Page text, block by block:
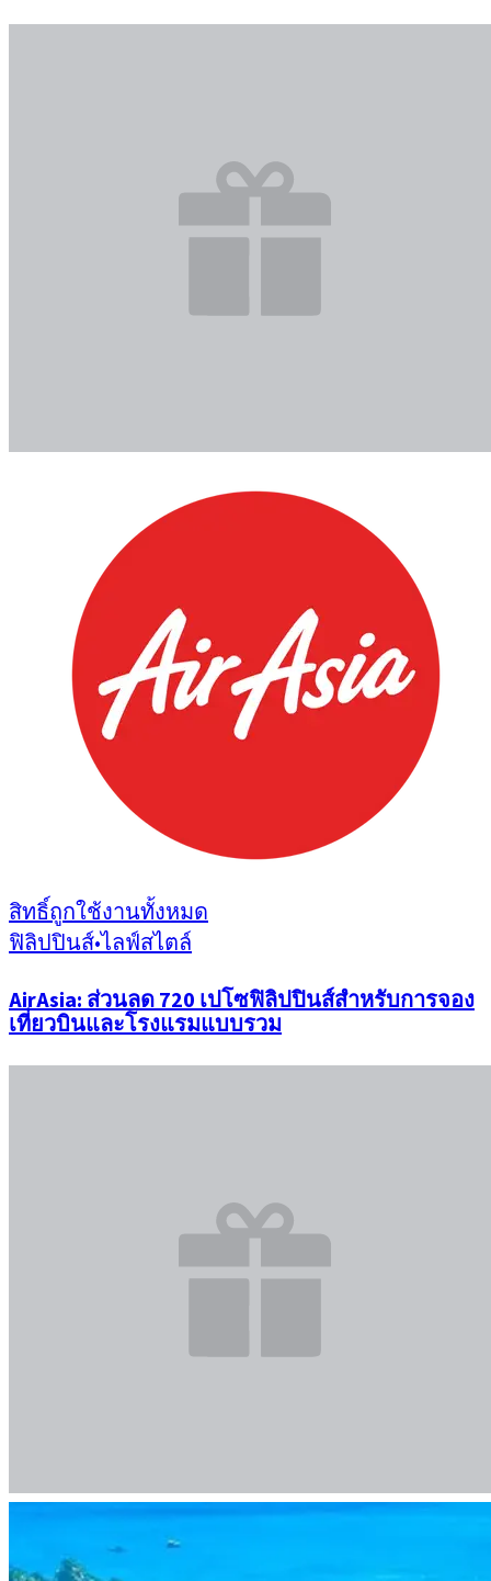
สิทธิ์ถูกใช้งานทั้งหมด
ฟิลิปปินส์•ไลฟ์สไตล์
AirAsia: ส่วนลด 720 เปโซฟิลิปปินส์สำหรับการจอง
เที่ยวบินและโรงแรมแบบรวม